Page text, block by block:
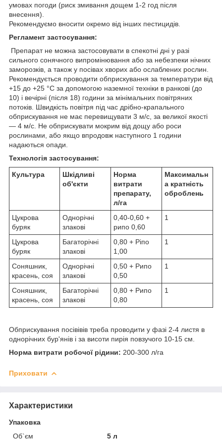
умовах погоди (риск змивання дощем 1-2 год після
внесення).
Рекомендуємо вносити окремо від інших пестицидів.
Регламент застосування:
Препарат не можна застосовувати в спекотні дні у разі
сильного сонячного випромінювання або за небезпеки нічних
заморозків, а також у посівах хворих або ослаблених рослин.
Рекомендується проводити обприскування за температури від
+15 до +25 °C за допомогою наземної техніки в ранкові (до
10) і вечірні (після 18) години за мінімальних повітряних
потоків. Швидкість повітря під час дрібно-крапального
обприскування не має перевищувати 3 м/с, за великої якості
— 4 м/с. Не обприскувати мокрим від дощу або роси
рослинами, або якщо впродовж наступного 1 години
надаються опади.
Технологія застосування:
Культура
Шкідливі
об'єкти
Норма
витрати
препарату,
л/га
Максимальн
а кратність
оброблень
Цукрова
буряк
Однорічні
злакові
0,40-0,60 +
рипо 0,60
1
Цукрова
буряк
Багаторічні
злакові
0,80 + Ріпо
1,00
1
Соняшник,
красень, соя
Однорічні
злакові
0,50 + Рипо
0,50
1
Соняшник,
красень, соя
Багаторічні
злакові
0,80 + Рипо
0,80
1
Обприскування посівівів треба проводити у фазі 2-4 листя в
однорічних бур'янів і за висоти пирія повзучого 10-15 см.
Норма витрати робочої рідини: 200-300 л/га
Приховати
Характеристики
Упаковка
Об`єм
5 л